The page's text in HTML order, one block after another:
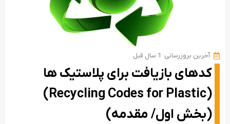
آخرین بروزرسانی: 1 سال قبل
کدهای بازیافت برای پلاستیک ها
(Recycling Codes for Plastic)
(بخش اول/ مقدمه)